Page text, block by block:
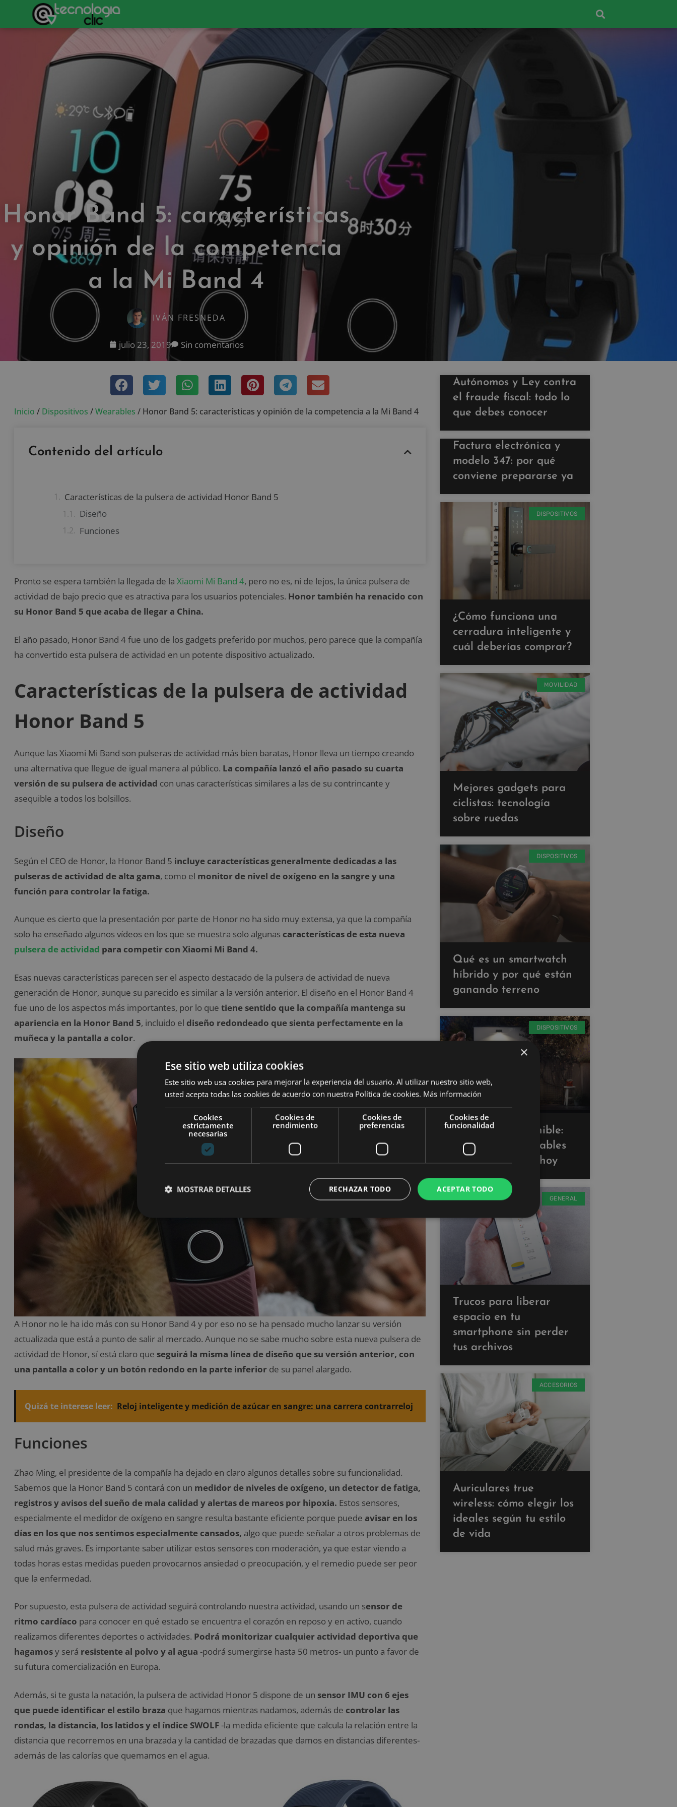
Honor Band 5: características
y opinión de la competencia
a la Mi Band 4
IVÁN FRESNEDA
julio 23, 2019 Sin comentarios
Inicio / Dispositivos /Wearables / Honor Band 5: características y opinión de la competencia a la Mi Band 4
Contenido del artículo
Características de la pulsera de actividad Honor Band 5
Diseño
Funciones
Pronto se espera también la llegada de la Xiaomi Mi Band 4, pero no es, ni de lejos, la única pulsera de
actividad de bajo precio que es atractiva para los usuarios potenciales. Honor también ha renacido con
su Honor Band 5 que acaba de llegar a China.
El año pasado, Honor Band 4 fue uno de los gadgets preferido por muchos, pero parece que la compañía
ha convertido esta pulsera de actividad en un potente dispositivo actualizado.
Características de la pulsera de actividad
Honor Band 5
Aunque las Xiaomi Mi Band son pulseras de actividad más bien baratas, Honor lleva un tiempo creando
una alternativa que llegue de igual manera al público. La compañía lanzó el año pasado su cuarta
versión de su pulsera de actividad con unas características similares a las de su contrincante y
asequible a todos los bolsillos.
Diseño
Según el CEO de Honor, la Honor Band 5 incluye características generalmente dedicadas a las
pulseras de actividad de alta gama, como el monitor de nivel de oxígeno en la sangre y una
función para controlar la fatiga.
Aunque es cierto que la presentación por parte de Honor no ha sido muy extensa, ya que la compañía
solo ha enseñado algunos vídeos en los que se muestra solo algunas características de esta nueva
pulsera de actividad para competir con Xiaomi Mi Band 4.
Esas nuevas características parecen ser el aspecto destacado de la pulsera de actividad de nueva
generación de Honor, aunque su parecido es similar a la versión anterior. El diseño en el Honor Band 4
fue uno de los aspectos más importantes, por lo que tiene sentido que la compañía mantenga su
apariencia en la Honor Band 5, incluido el diseño redondeado que sienta perfectamente en la
muñeca y la pantalla a color.
A Honor no le ha ido más con su Honor Band 4 y por eso no se ha pensado mucho lanzar su versión
actualizada que está a punto de salir al mercado. Aunque no se sabe mucho sobre esta nueva pulsera de
actividad de Honor, sí está claro que seguirá la misma línea de diseño que su versión anterior, con
una pantalla a color y un botón redondo en la parte inferior de su panel alargado.
Quizá te interese leer: Reloj inteligente y medición de azúcar en sangre: una carrera contrarreloj
Funciones
Zhao Ming, el presidente de la compañía ha dejado en claro algunos detalles sobre su funcionalidad.
Sabemos que la Honor Band 5 contará con un medidor de niveles de oxígeno, un detector de fatiga,
registros y avisos del sueño de mala calidad y alertas de mareos por hipoxia. Estos sensores,
especialmente el medidor de oxígeno en sangre resulta bastante eficiente porque puede avisar en los
días en los que nos sentimos especialmente cansados, algo que puede señalar a otros problemas de
salud más graves. Es importante saber utilizar estos sensores con moderación, ya que estar viendo a
todas horas estas medidas pueden provocarnos ansiedad o preocupación, y el remedio puede ser peor
que la enfermedad.
Por supuesto, esta pulsera de actividad seguirá controlando nuestra actividad, usando un sensor de
ritmo cardíaco para conocer en qué estado se encuentra el corazón en reposo y en activo, cuando
realizamos diferentes deportes o actividades. Podrá monitorizar cualquier actividad deportiva que
hagamosy será resistente al polvo y al agua -podrá sumergirse hasta 50 metros- un punto a favor de
su futura comercialización en Europa.
Además, si te gusta la natación, la pulsera de actividad Honor 5 dispone de un sensor IMU con 6 ejes
que puede identificar el estilo braza que hagamos mientras nadamos, además de controlar las
rondas, la distancia, los latidos y el índice SWOLF-la medida eficiente que calcula la relación entre la
distancia que recorremos en una brazada y la cantidad de brazadas que damos en distancias diferentes-
además de las calorías que quemamos en el agua.
Autónomos y Ley contra
el fraude fiscal: todo lo
que debes conocer
Factura electrónica y
modelo 347: por qué
conviene prepararse ya
DISPOSITIVOS
¿Cómo funciona una
cerradura inteligente y
cuál deberías comprar?
MOVILIDAD
Mejores gadgets para
ciclistas: tecnología
sobre ruedas
DISPOSITIVOS
Qué es un smartwatch
híbrido y por qué están
ganando terreno
DISPOSITIVOS
Tecnología sostenible:
gadgets ecoamigables
que puedes usar hoy
GENERAL
Trucos para liberar
espacio en tu
smartphone sin perder
tus archivos
ACCESORIOS
Auriculares true
wireless: cómo elegir los
ideales según tu estilo
de vida
×
Ese sitio web utiliza cookies
Este sitio web usa cookies para mejorar la experiencia del usuario. Al utilizar nuestro sitio web,
usted acepta todas las cookies de acuerdo con nuestra Política de cookies. Más información
Cookies
estrictamente
necesarias
Cookies de
rendimiento
Cookies de
preferencias
Cookies de
funcionalidad
ACEPTAR TODO
RECHAZAR TODO
MOSTRAR DETALLES